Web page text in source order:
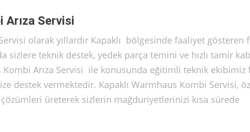
Arıza Servisi
olarak yıllardır Kapaklı bölgesinde faaliyet gösteren
sizlere teknik destek, yedek parça temini ve hızlı tamir
Kombi Arıza Servisi ile konusunda eğitimli teknik ekibimiz
destek vermektedir. Kapaklı Warmhaus Kombi Servisi,
üreterek sizlerin mağduriyetlerinizi kısa sürede